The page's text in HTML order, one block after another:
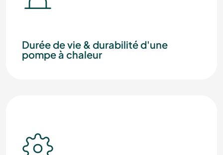
Durée de vie & durabilité d'une
pompe à chaleur